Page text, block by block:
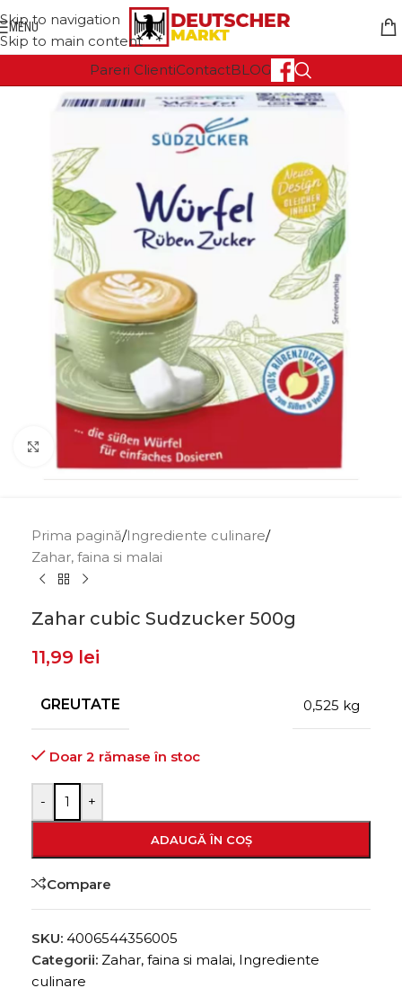
Skip to navigation
Skip to main content
MENU
Pareri ClientiContactBLOG
Click to enlarge
Prima pagină/Ingrediente culinare/
Zahar, faina si malai
Zahar cubic Sudzucker 500g
11,99 lei
GREUTATE 0,525 kg
Doar 2 rămase în stoc
- +
ADAUGĂ ÎN COȘ
Compare
SKU: 4006544356005
Categorii: Zahar, faina si malai, Ingrediente
culinare